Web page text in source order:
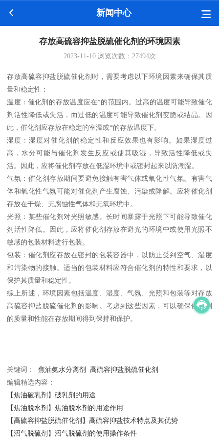
新闻中心
存放高硫容抑盐脱硫催化剂的环境因素
2023-11-10浏览次数： 27494次
存放高硫容抑盐脱硫催化剂时，需要考虑以下环境因素来确保其质
量和稳定性：
温度：催化剂的存放温度应在*的范围内。过高的温度可能导致催化
剂活性降低或失活，而过低的温度可能导致催化剂变脆或结晶。因
此，催化剂应存放在稳定的室温或*的存放温度下。
湿度：湿度对催化剂的稳定性和反应效果也有影响。如果湿度过
高，水分可能与催化剂发生反应或使其吸湿，导致活性降低或失
活。因此，应将催化剂存放在低湿环境中或密封起来以防潮湿。
气氛：催化剂存放期间要避免接触有害气体或氧化性气氛。有害气
体和氧化性气氛可能对催化剂产生腐蚀、污染或降解。应将催化剂
存放在干燥、无腐蚀性气体和无氧环境中。
光照：某些催化剂对光照敏感。长时间暴露于光照下可能导致催化
剂活性降低。因此，应将催化剂存放在避光的环境中或使用光照不
敏感的包装材料进行包装。
包装：催化剂应存放在密封的包装容器中，以防止受到空气、湿度
和污染物的接触。适当的包装材料应符合催化剂的特性和要求，以
保护其质量和稳定性。
综上所述，环境因素包括温度、湿度、气氛、光照和包装等对存放
高硫容抑盐脱硫催化剂的影响。考虑到这些因素，可以确保催化剂
的质量和性能在存放期间得到保持和保护。
关键词：焦油氨水分离剂
高硫容抑盐脱硫催化剂
编辑精选内容：
【焦油破乳剂】破乳剂的用途
【焦油脱水剂】焦油脱水剂的用途作用
【高硫容抑盐脱硫催化剂】高硫容抑盐技术特点及其优势
【沼气脱硫剂】沼气脱硫剂的使用操作条件